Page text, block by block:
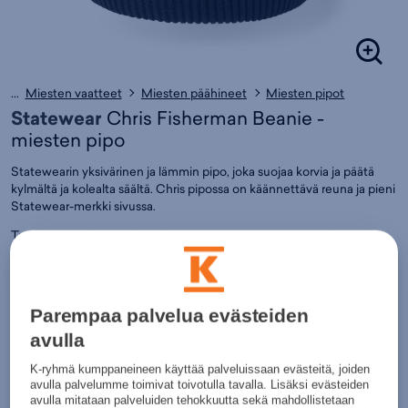
... Miesten vaatteet Miesten päähineet Miesten pipot
Statewear Chris Fisherman Beanie -
miesten pipo
Statewearin yksivärinen ja lämmin pipo, joka suojaa korvia ja päätä
kylmältä ja kolealta säältä. Chris pipossa on käännettävä reuna ja pieni
Statewear-merkki sivussa.
Tuotteeseen liittyvät listaukset:Miesten pipot,Pipot,Päähineet,
Päähineet,Vapaa-aika
16,90€
Värit:
Parempaa palvelua evästeiden
avulla
K-ryhmä kumppaneineen käyttää palveluissaan evästeitä, joiden
avulla palvelumme toimivat toivotulla tavalla. Lisäksi evästeiden
avulla mitataan palveluiden tehokkuutta sekä mahdollistetaan